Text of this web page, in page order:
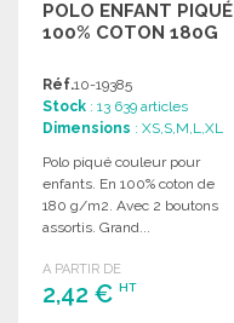
POLO ENFANT PIQUÉ
100% COTON 180G
Réf.10-19385
Stock : 13 639 articles
Dimensions : XS,S,M,L,XL
Polo piqué couleur pour
enfants. En 100% coton de
180 g/m2. Avec 2 boutons
assortis. Grand...
A PARTIR DE
2,42 € HT